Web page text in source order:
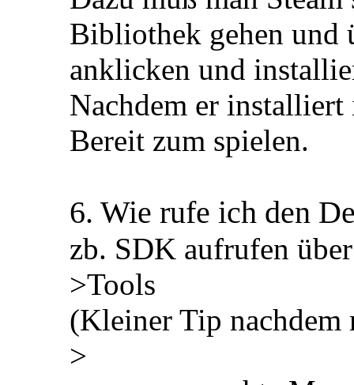
Bibliothek gehen und
anklicken und
Nachdem er
Bereit zum spielen.
6. Wie rufe ich den
zb. SDK aufrufen
>Tools
(Kleiner Tip nachdem
>